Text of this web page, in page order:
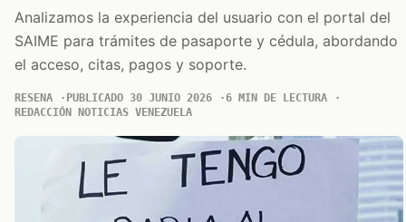
Analizamos la experiencia del usuario con el portal del
SAIME para trámites de pasaporte y cédula, abordando
el acceso, citas, pagos y soporte.
RESENA PUBLICADO 30 JUNIO 2026
6 MIN DE LECTURA
REDACCIÓN NOTICIAS VENEZUELA